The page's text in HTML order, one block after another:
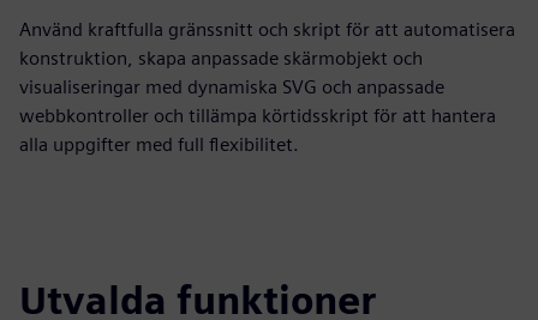
Använd kraftfulla gränssnitt och skript för att automatisera
konstruktion, skapa anpassade skärmobjekt och
visualiseringar med dynamiska SVG och anpassade
webbkontroller och tillämpa körtidsskript för att hantera
alla uppgifter med full flexibilitet.
Utvalda funktioner